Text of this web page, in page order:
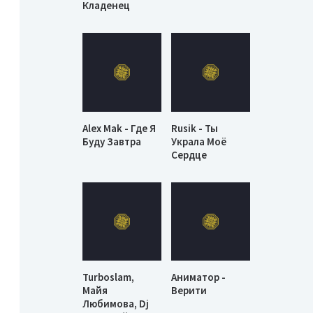
Кладенец
Alex Mak - Где Я
Буду Завтра
Rusik - Ты
Украла Моё
Сердце
Turboslam,
Майя
Любимова, Dj
Аниматор -
Верити